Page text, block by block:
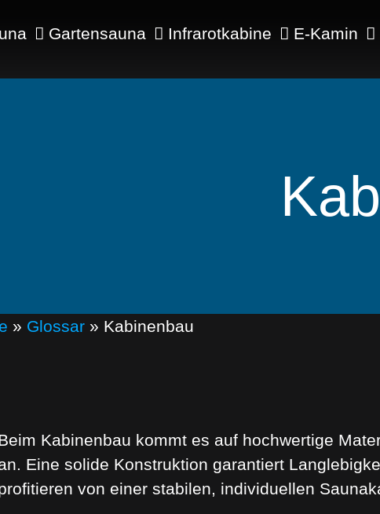
Gartensauna Infrarotkabine E-Kamin
» Glossar » Kabinenbau
Kabinenbau kommt es auf hochwertige
Eine solide Konstruktion garantiert
von einer stabilen, individuellen